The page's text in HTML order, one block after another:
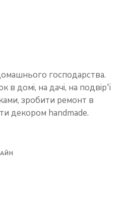
господарства.
в домі, на дачі, на подвір'ї
зробити ремонт в
декором handmade.